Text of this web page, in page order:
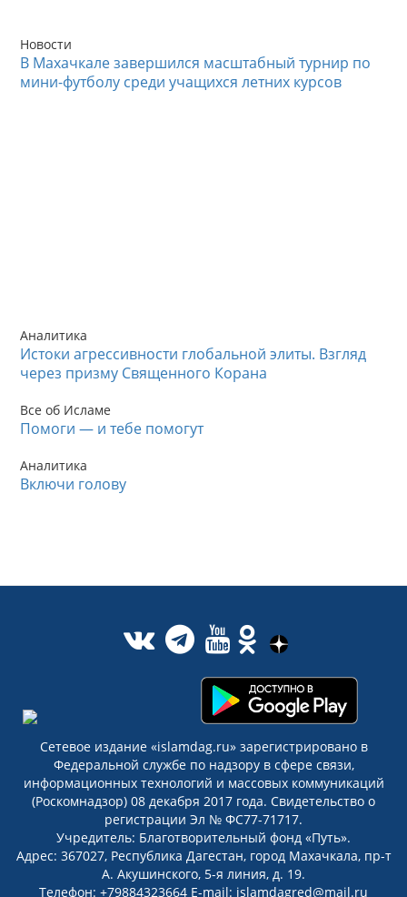
Новости
В Махачкале завершился масштабный турнир по
мини-футболу среди учащихся летних курсов
Аналитика
Истоки агрессивности глобальной элиты. Взгляд
через призму Священного Корана
Все об Исламе
Помоги — и тебе помогут
Аналитика
Включи голову
Сетевое издание «islamdag.ru» зарегистрировано в
Федеральной службе по надзору в сфере связи,
информационных технологий и массовых коммуникаций
(Роскомнадзор) 08 декабря 2017 года. Свидетельство о
регистрации Эл № ФС77-71717.
Учредитель: Благотворительный фонд «Путь».
Адрес: 367027, Республика Дагестан, город Махачкала, пр-т
А. Акушинского, 5-я линия, д. 19.
Телефон: +79884323664 E-mail: islamdagred@mail.ru